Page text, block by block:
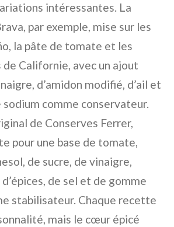
intéressantes. La
par exemple, mise sur les
la pâte de tomate et les
Californie, avec un ajout
d’amidon modifié, d’ail et
comme conservateur.
de Conserves Ferrer,
pour une base de tomate,
de sucre, de vinaigre,
d’épices, de sel et de gomme
stabilisateur. Chaque recette
mais le cœur épicé